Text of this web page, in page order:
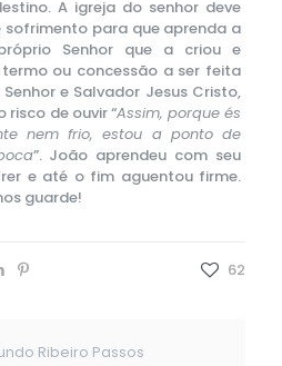
A igreja do senhor deve
para que aprenda a
Senhor que a criou e
ou concessão a ser feita
e Salvador Jesus Cristo,
risco de ouvir “Assim, porque és
nem frio, estou a ponto de
”. João aprendeu com seu
e até o fim aguentou firme.
guarde!
62
Ribeiro Passos